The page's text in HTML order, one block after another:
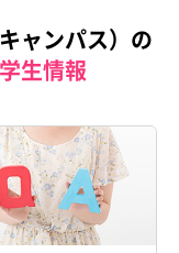
ャンパス）の
生情報